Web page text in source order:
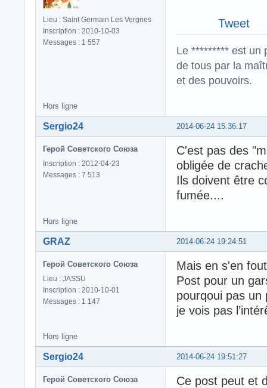
Lieu : Saint Germain Les Vergnes
Inscription : 2010-10-03
Messages : 1 557
Tweet
Le ********* est un
de tous par la
et des pouvoirs.
Hors ligne
2014-06-24 15:36:17
Sergio24
Герой Советского Союза
Inscription : 2012-04-23
Messages : 7 513
C'est pas des
obligée de
Ils doivent être
fumée....
Hors ligne
2014-06-24 19:24:51
GRAZ
Герой Советского Союза
Lieu : JASSU
Inscription : 2010-10-01
Messages : 1 147
Mais en s'en
Post pour un
pourqoui pas un
je vois pas
Hors ligne
2014-06-24 19:51:27
Sergio24
Герой Советского Союза
Ce post peut et